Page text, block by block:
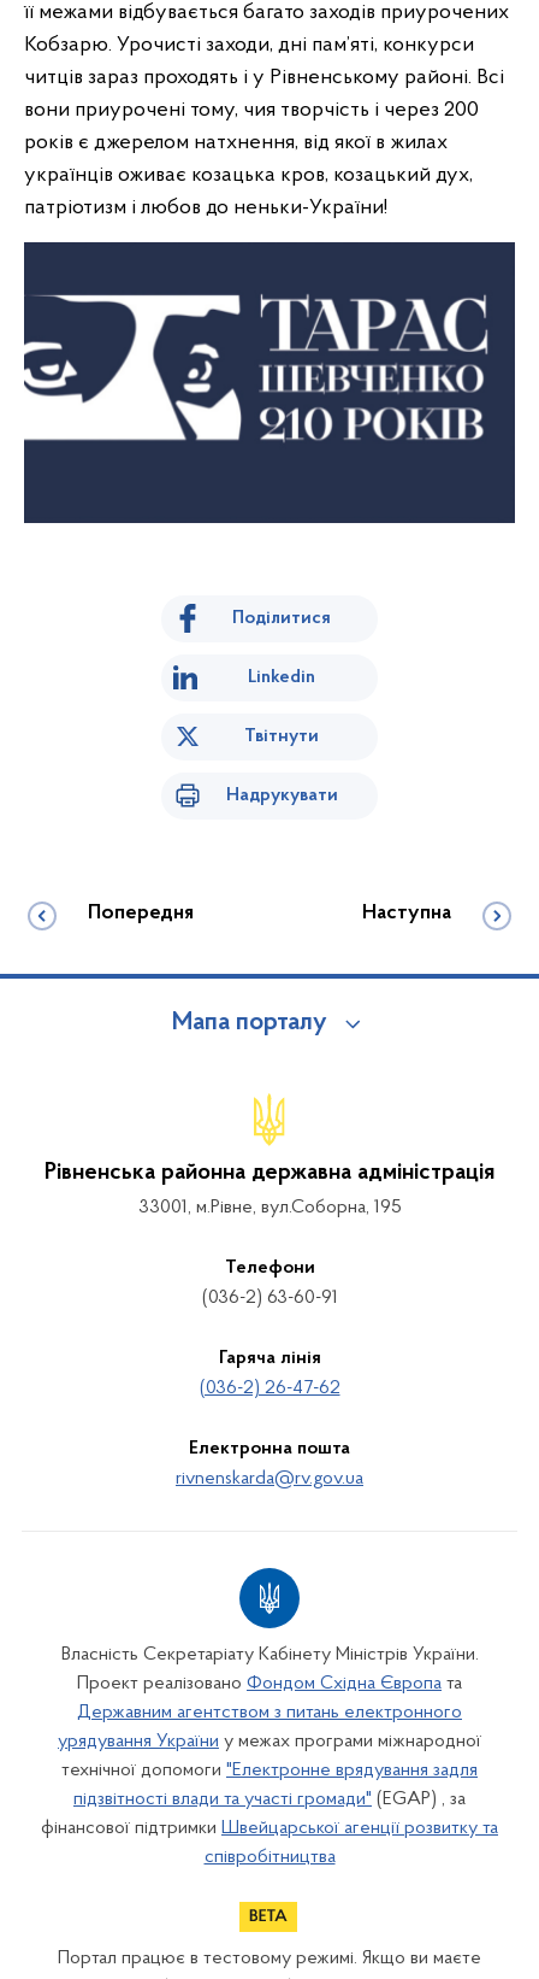
її межами відбувається багато заходів приурочених
Кобзарю. Урочисті заходи, дні пам’яті, конкурси
читців зараз проходять і у Рівненському районі. Всі
вони приурочені тому, чия творчість і через 200
років є джерелом натхнення, від якої в жилах
українців оживає козацька кров, козацький дух,
патріотизм і любов до неньки-України!
Поділитися
Linkedin
Твітнути
Надрукувати
Попередня Наступна
Мапа порталу
Рівненська районна державна адміністрація
33001, м.Рівне, вул.Соборна, 195
Телефони
(036-2) 63-60-91
Гаряча лінія
(036-2) 26-47-62
Електронна пошта
rivnenskarda@rv.gov.ua
Власність Секретаріату Кабінету Міністрів України.
Проект реалізовано Фондом Східна Європа та
Державним агентством з питань електронного
урядування України у межах програми міжнародної
технічної допомоги "Електронне врядування задля
підзвітності влади та участі громади" (EGAP) , за
фінансової підтримки Швейцарської агенції розвитку та
співробітництва
Портал працює в тестовому режимі. Якщо ви маєте